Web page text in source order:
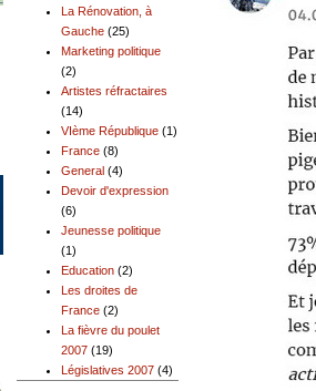
La Rénovation, à
Gauche (25)
Marketing politique
(2)
Artistes réfractaires
(14)
VIème République (1)
France (8)
General (4)
Devoir d'expression
(6)
Jeunesse politique
(1)
Education (2)
Les droites de
France (2)
La fièvre du poulet
2007 (19)
Législatives 2007 (4)